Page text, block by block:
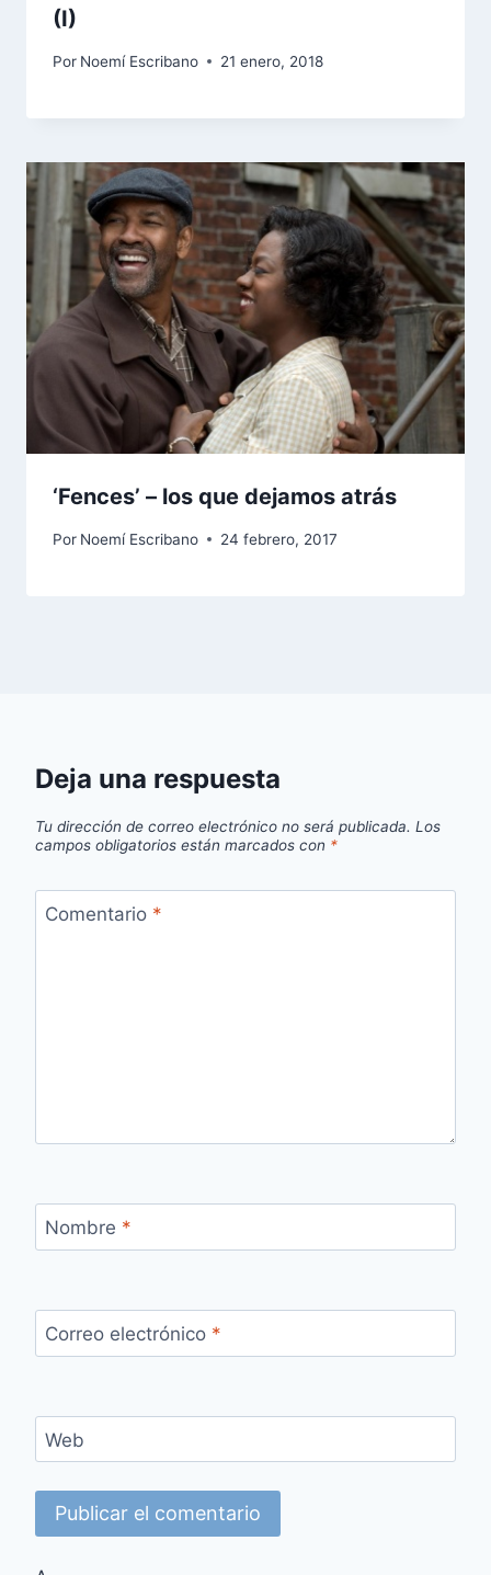
(I)
Por Noemí Escribano 21 enero, 2018
‘Fences’ – los que dejamos atrás
Por Noemí Escribano 24 febrero, 2017
Deja una respuesta
Tu dirección de correo electrónico no será publicada. Los
campos obligatorios están marcados con *
Comentario *
Nombre *
Correo electrónico *
Web